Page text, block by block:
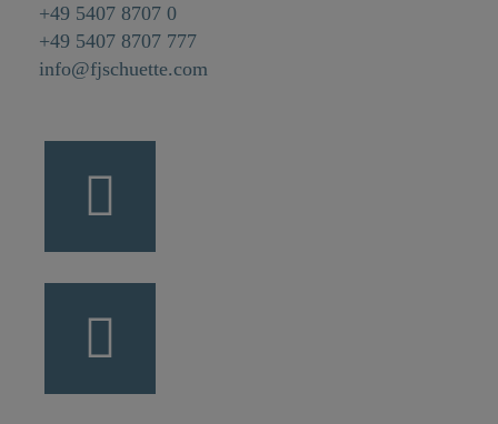
+49 5407 8707 0
+49 5407 8707 777
info@fjschuette.com